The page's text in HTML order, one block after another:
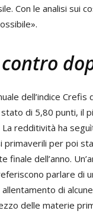
Con le analisi sui
dell’indice Crefis
di 5,80 punti, il
redditività ha
primaverili per poi
finale dell’anno.
parlare di
di
delle materie